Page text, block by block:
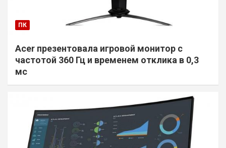
ПК
Acer презентовала игровой монитор с
частотой 360 Гц и временем отклика в 0,3
мс